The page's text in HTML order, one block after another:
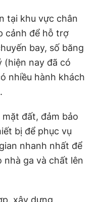
tại khu vực chân
cảnh để hỗ trợ
bay, số băng
(hiện nay đã có
nhiều hành khách
đất, đảm bảo
bị để phục vụ
nhanh nhất để
nhà ga và chất lên
xây dựng